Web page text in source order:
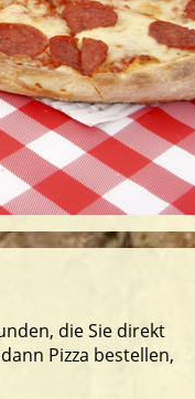
die Sie direkt
Pizza bestellen,